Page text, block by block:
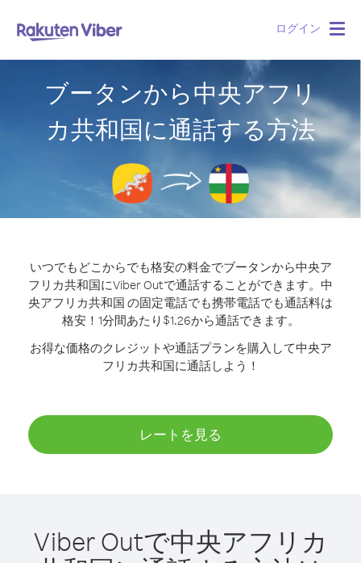
ログイン
ブータンから中央アフリ
カ共和国に通話する方法
いつでもどこからでも格安の料金でブータンから中央ア
フリカ共和国にViber Outで通話することができます。 中
央アフリカ共和国 の固定電話でも携帯電話でも通話料は
格安！1分間あたり$1.26から通話できます。
お得な価格のクレジットや通話プランを購入して中央ア
フリカ共和国に通話しよう！
レートを見る
Viber Outで中央アフリカ